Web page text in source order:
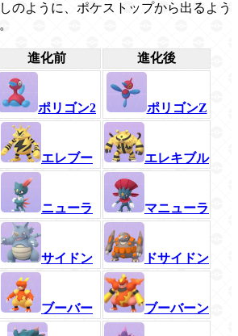
のように、ポケストップから出るよう
進化前 進化後
ポリゴン2
ポリゴンZ
エレブー
エレキブル
ニューラ
マニューラ
サイドン
ドサイドン
ブーバー
ブーバーン